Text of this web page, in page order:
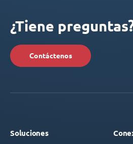
¿Tiene
Contáctenos
Soluciones